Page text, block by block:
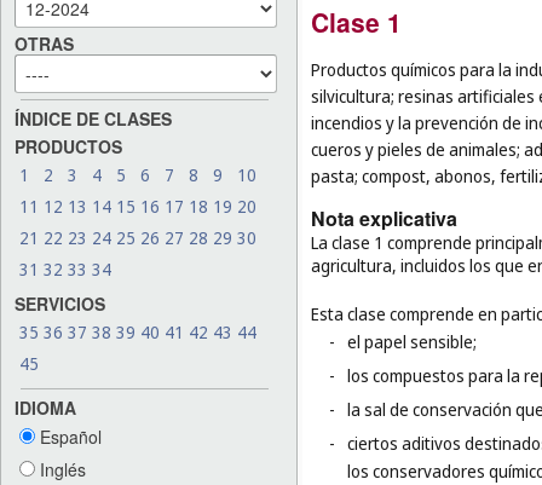
OTRAS
ÍNDICE DE CLASES
PRODUCTOS
1 2 3 4 5 6 7 8 9
10
11 12 13 14 15 16 17 18 19 20
21 22 23 24 25 26 27 28 29 30
31 32 33 34
SERVICIOS
35 36 37 38 39 40 41 42 43 44
45
IDIOMA
Español
Inglés
Clase 1
Productos químicos para la
silvicultura; resinas
incendios y la prevención de
cueros y pieles de animales;
pasta; compost, abonos,
Nota explicativa
La clase 1 comprende
agricultura, incluidos los que
Esta clase comprende en
- el papel sensible;
- los compuestos para la
- la sal de conservación
- ciertos aditivos
los conservadores